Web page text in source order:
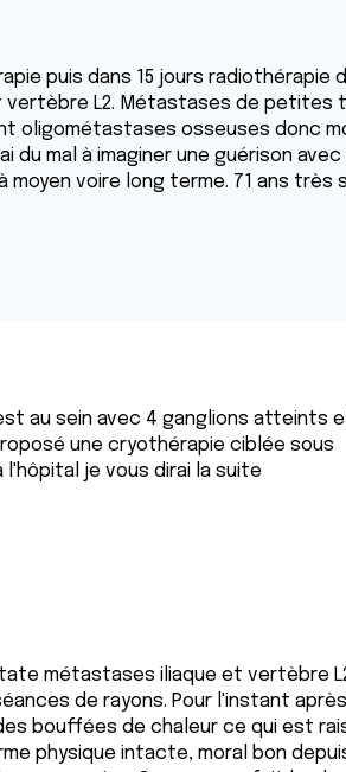
puis dans 15 jours radiothérapie
vertèbre L2. Métastases de petites
oligométastases osseuses donc
mal à imaginer une guérison
voire long terme. 71 ans très
au sein avec 4 ganglions atteints
une cryothérapie ciblée sous
je vous dirai la suite
métastases iliaque et vertèbre
de rayons. Pour l'instant
bouffées de chaleur ce qui est
physique intacte, moral bon